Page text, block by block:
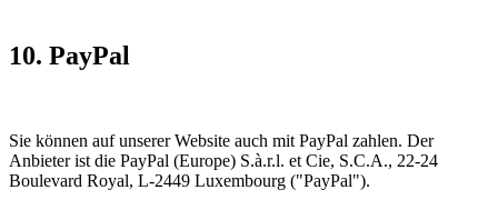
10. PayPal
Sie können auf unserer Website auch mit PayPal zahlen. Der
Anbieter ist die PayPal (Europe) S.à.r.l. et Cie, S.C.A., 22-24
Boulevard Royal, L-2449 Luxembourg ("PayPal").